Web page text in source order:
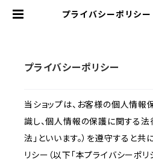
プライバシーポリシ
プライバシーポリシー
当ショップは、お客様の個人情
識し、個人情報の保護に関する法
法」といいます。）を遵守すると共
リシー（以下「本プライバシーポリ